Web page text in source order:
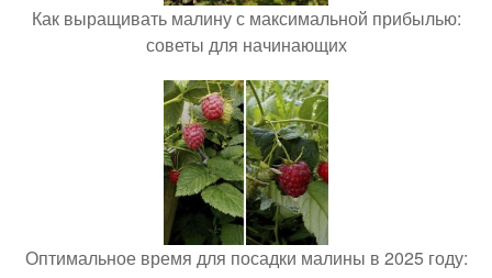
Как выращивать малину с максимальной прибылью:
советы для начинающих
Оптимальное время для посадки малины в 2025 году: